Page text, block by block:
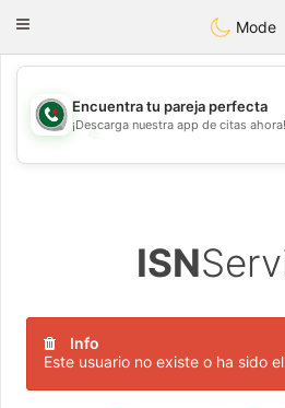
Toggle
Mode
💖
Encuentra tu pareja perfecta
¡Descarga nuestra app de citas ahora!
ISN
Info
Este usuario no existe o ha sido